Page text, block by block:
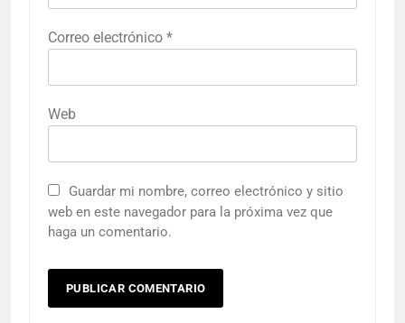
Correo electrónico *
Web
Guardar mi nombre, correo electrónico y sitio
web en este navegador para la próxima vez que
haga un comentario.